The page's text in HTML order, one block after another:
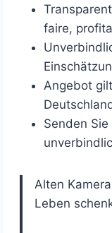
faire,
Angebot
Senden
Alten
Leben